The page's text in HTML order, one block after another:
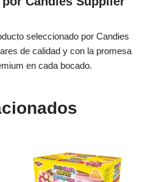
seleccionado por Candies
de calidad y con la promesa
en cada bocado.